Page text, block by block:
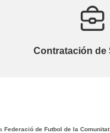
Contratación de
Federació de Futbol de la